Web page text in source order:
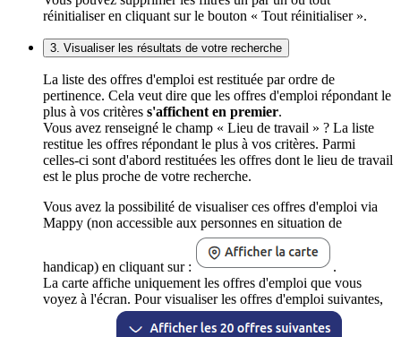
réinitialiser en cliquant sur le bouton « Tout réinitialiser ».
3. Visualiser les résultats de votre recherche
La liste des offres d'emploi est restituée par ordre de
pertinence. Cela veut dire que les offres d'emploi répondant le
plus à vos critères s'affichent en premier.
Vous avez renseigné le champ « Lieu de travail » ? La liste
restitue les offres répondant le plus à vos critères. Parmi
celles-ci sont d'abord restituées les offres dont le lieu de travail
est le plus proche de votre recherche.
Vous avez la possibilité de visualiser ces offres d'emploi via
Mappy (non accessible aux personnes en situation de
handicap) en cliquant sur :
.
La carte affiche uniquement les offres d'emploi que vous
voyez à l'écran. Pour visualiser les offres d'emploi suivantes,